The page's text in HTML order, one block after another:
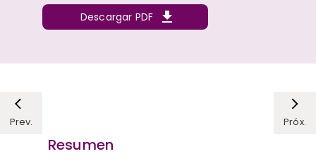
Descargar PDF
Prev. Próx.
Resumen